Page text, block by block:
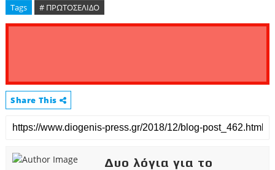
Tags # ΠΡΩΤΟΣΕΛΙΔΟ
Share This
Δυο λόγια για το